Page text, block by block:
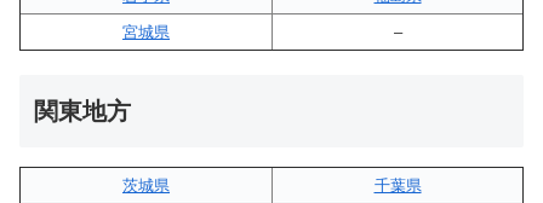
宮城県
–
関東地方
茨城県
千葉県